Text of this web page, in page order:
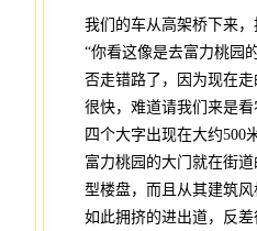
我们的车从高架桥下来
“你看这像是去富力桃园
否走错路了，因为现在
很快，难道请我们来是
四个大字出现在大约500
富力桃园的大门就在街
型楼盘，而且从其建筑
如此拥挤的进出道，反